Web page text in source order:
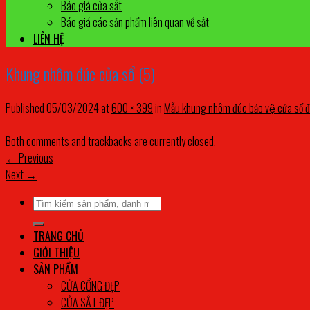
Báo giá cửa sắt
Báo giá các sản phẩm liên quan về sắt
LIÊN HỆ
Khung nhôm đúc cửa sổ (5)
Published05/03/2024at600 × 399inMẫu khung nhôm đúc bảo vệ cửa sổ
Both comments and trackbacks are currently closed.
← Previous
Next →
Tìm
kiếm:
TRANG CHỦ
GIỚI THIỆU
SẢN PHẨM
CỬA CỔNG ĐẸP
CỬA SẮT ĐẸP